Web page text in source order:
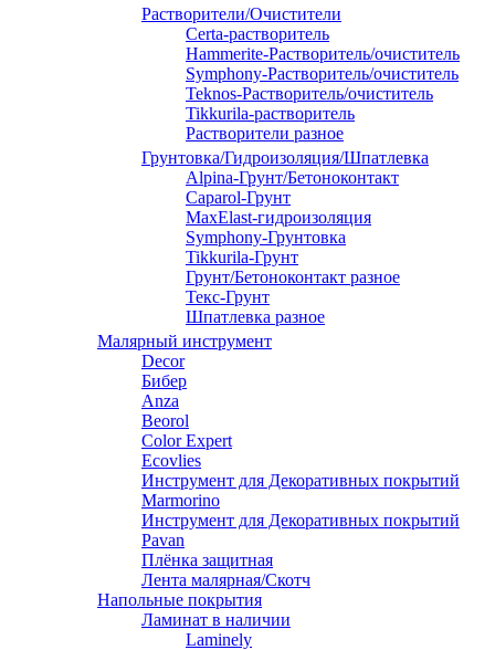
Растворители/Очистители
Certa-растворитель
Hammerite-Растворитель/очиститель
Symphony-Растворитель/очиститель
Teknos-Растворитель/очиститель
Tikkurila-растворитель
Растворители разное
Грунтовка/Гидроизоляция/Шпатлевка
Alpina-Грунт/Бетоноконтакт
Caparol-Грунт
MaxElast-гидроизоляция
Symphony-Грунтовка
Tikkurila-Грунт
Грунт/Бетоноконтакт разное
Текс-Грунт
Шпатлевка разное
Малярный инструмент
Decor
Бибер
Anza
Beorol
Color Expert
Ecovlies
Инструмент для Декоративных покрытий
Marmorino
Инструмент для Декоративных покрытий
Pavan
Плёнка защитная
Лента малярная/Скотч
Напольные покрытия
Ламинат в наличии
Laminely